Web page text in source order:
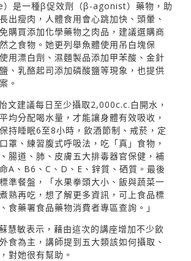
）是一種β促效劑（β-agonist）藥物，助
出瘦肉，人體食用會心跳加快、頭暈、
購買添加化學藥物之肉品，建議選購商
之食物。她更列舉魚體使用吊白塊保
用漂白劑、濕麵製品添加甲苯酸、金針
、乳酪起司添加磷酸鹽等現象，也提供
。
文建議每日至少攝取2,000c.c.白開水，
均分配喝水量，才能讓身體有效吸收，
持睡眠6至8小時，飲酒節制、戒菸，定
罩、練習腹式呼吸法，吃「真」食物，
腸道、肺、皮膚五大排毒器官保健，補
A、B6、C、D、E、鋅質、硒質。最後
準餐盤，「水果拳頭大小、飯與蔬菜一
熟再吃，想了解更多資訊，可上食品標
食藥署食品藥物消費者專區查詢。」
慧敏表示，藉由這次的講座增加不少飲
食為主，講師提到五大類該如何攝取、
對她很有幫助。